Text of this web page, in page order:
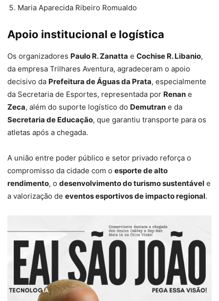
Maria Aparecida Ribeiro Romualdo
Apoio institucional e logística
Os organizadores Paulo R. Zanatta e Cochise R. Libanio,
da empresa Trilhares Aventura, agradeceram o apoio
decisivo da Prefeitura de Águas da Prata, especialmente
da Secretaria de Esportes, representada por Renan e
Zeca, além do suporte logístico do Demutran e da
Secretaria de Educação, que garantiu transporte para os
atletas após a chegada.
A união entre poder público e setor privado reforça o
compromisso da cidade com o esporte de alto
rendimento, o desenvolvimento do turismo sustentável e
a valorização de eventos esportivos de impacto regional.